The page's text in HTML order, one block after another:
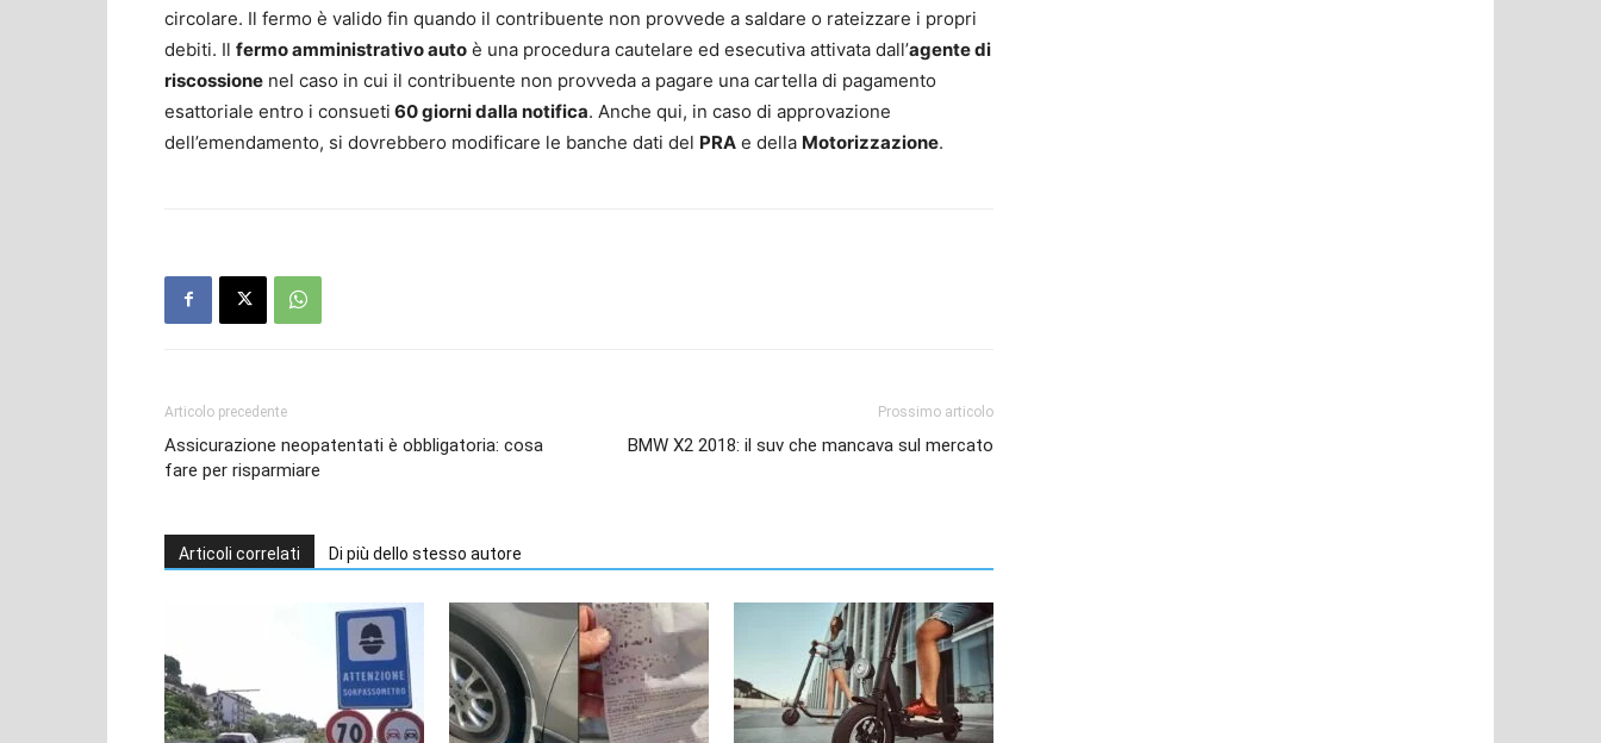
circolare. Il fermo è valido fin quando il contribuente non provvede a saldare o rateizzare i propri
debiti. Il fermo amministrativo auto è una procedura cautelare ed esecutiva attivata dall’agente di
riscossione nel caso in cui il contribuente non provveda a pagare una cartella di pagamento
esattoriale entro i consueti 60 giorni dalla notifica. Anche qui, in caso di approvazione
dell’emendamento, si dovrebbero modificare le banche dati del PRA e della Motorizzazione.
Articolo precedente
Assicurazione neopatentati è obbligatoria: cosa
fare per risparmiare
Prossimo articolo
BMW X2 2018: il suv che mancava sul mercato
Articoli correlati Di più dello stesso autore